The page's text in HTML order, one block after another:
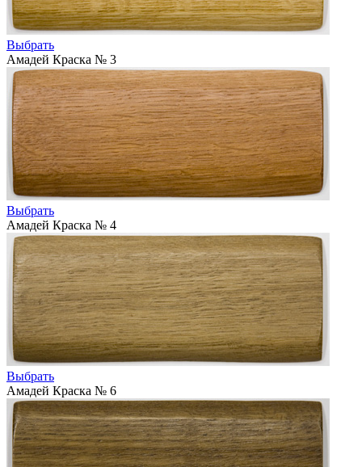
Выбрать
Амадей Краска № 3
Выбрать
Амадей Краска № 4
Выбрать
Амадей Краска № 6